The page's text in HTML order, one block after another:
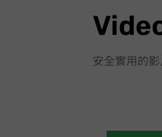
安全實用的